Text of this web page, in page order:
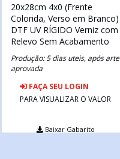
20x28cm 4x0 (Frente
Colorida, Verso em Branco)
DTF UV RÍGIDO Verniz com
Relevo Sem Acabamento
Produção: 5 dias uteis, após arte
aprovada
FAÇA SEU LOGIN
PARA VISUALIZAR O VALOR
Baixar Gabarito